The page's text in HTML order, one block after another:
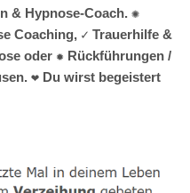
& Hypnose-Coach. ✺
Coaching, ✓ Trauerhilfe &
oder ✹ Rückführungen /
❤ Du wirst begeistert